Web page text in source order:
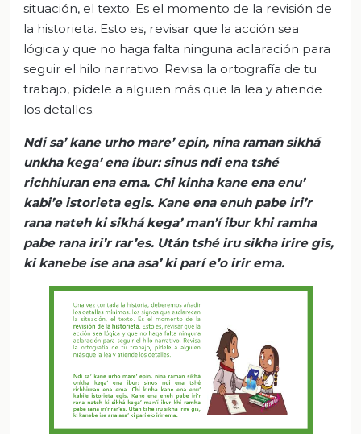
situación, el texto. Es el momento de la revisión de
la historieta. Esto es, revisar que la acción sea
lógica y que no haga falta ninguna aclaración para
seguir el hilo narrativo. Revisa la ortografía de tu
trabajo, pídele a alguien más que la lea y atiende
los detalles.
Ndi sa’kane urhomare’epin, nina raman sikhá
unkha kega’ena ibur:sinus ndi ena tshé
richhiuran ena ema. Chikinha kane ena enu’
kabi’e istorieta egis. Kane ena enuh pabe iri’r
rana nateh ki sikhá kega’man’í ibur khi ramha
paberana iri’r rar’es. Után tshé iru sikhairire gis,
ki kanebe ise anaasa’kiparíe’o irir ema.